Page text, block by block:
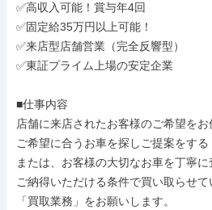
✅高収入可能！賞与年4回
✅固定給35万円以上可能！
✅来店型店舗営業（完全反響型）
✅東証プライム上場の安定企業
■仕事内容
店舗に来店されたお客様のご希望をお
ご希望に合うお車を探しご提案をする
または、お客様の大切なお車を丁寧に
ご納得いただける条件で買い取らせて
「買取業務」をお願いします。